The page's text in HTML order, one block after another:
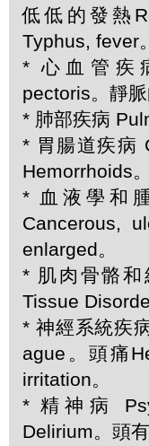
低低的發熱
Typhus, fever
* 心血管疾
pectoris。靜
* 肺部疾病
* 胃腸道疾病
Hemorrhoids
* 血液學和
Cancerous,
enlarged。
* 肌肉骨骼和
Tissue
* 神經系統疾
ague。頭痛
irritation。
* 精神病
Delirium。頭